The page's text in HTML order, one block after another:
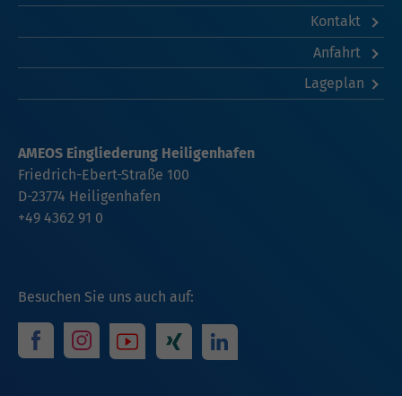
Kontakt
Anfahrt
Lageplan
Besuchen Sie uns auch auf:
AMEOS Eingliederung Heiligenhafen
Friedrich-Ebert-Straße 100
D-23774 Heiligenhafen
+49 4362 91 0